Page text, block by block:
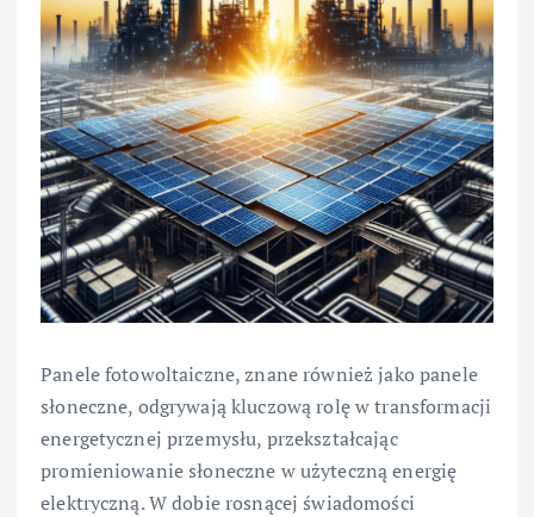
Panele fotowoltaiczne, znane również jako panele
słoneczne, odgrywają kluczową rolę w transformacji
energetycznej przemysłu, przekształcając
promieniowanie słoneczne w użyteczną energię
elektryczną. W dobie rosnącej świadomości